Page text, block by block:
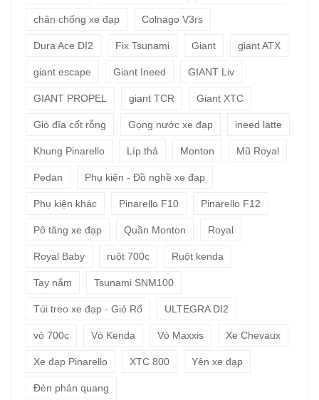
chân chống xe đạp Colnago V3rs
Dura Ace DI2 Fix Tsunami Giant giant ATX
giant escape Giant Ineed GIANT Liv
GIANT PROPEL giant TCR Giant XTC
Giò đĩa cốt rỗng Gọng nước xe đạp ineed latte
Khung Pinarello Líp thả Monton Mũ Royal
Pedan Phụ kiện - Đồ nghề xe đạp
Phụ kiện khác Pinarello F10 Pinarello F12
Pô tăng xe đạp Quần Monton Royal
Royal Baby ruột 700c Ruột kenda
Tay nắm Tsunami SNM100
Túi treo xe đạp - Giỏ Rổ ULTEGRA DI2
vỏ 700c Vỏ Kenda Vỏ Maxxis Xe Chevaux
Xe đạp Pinarello XTC 800 Yên xe đạp
Đèn phản quang